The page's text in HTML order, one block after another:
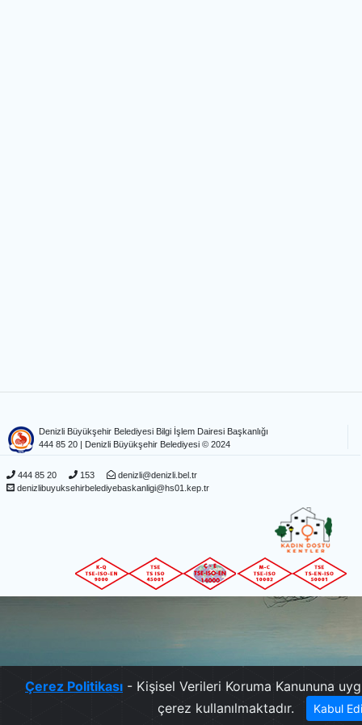
Denizli Büyükşehir Belediyesi Bilgi İşlem Dairesi Başkanlığı
444 85 20 | Denizli Büyükşehir Belediyesi © 2024
444 85 20 153
denizli@denizli.bel.tr
denizlibuyuksehirbelediyebaskanligi@hs01.kep.tr
Çerez Politikası - Kişisel Verileri Koruma Kanununa
çerez kullanılmaktadır.
Kabul